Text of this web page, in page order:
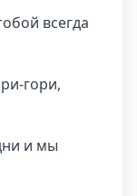
всегда
гори,
и мы